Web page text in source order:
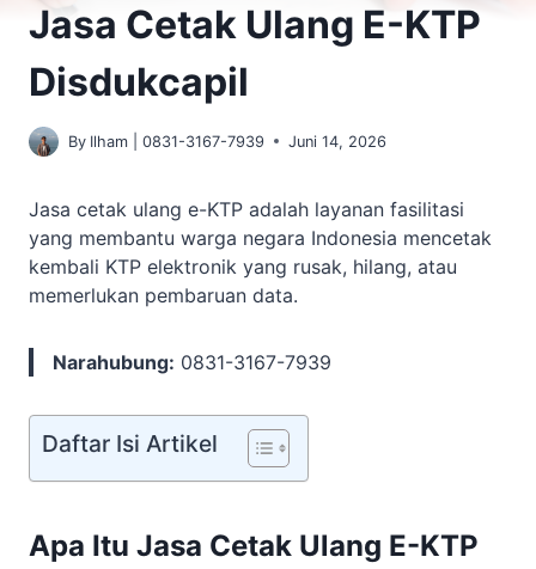
Jasa Cetak Ulang E-KTP
Disdukcapil
By Ilham | 0831-3167-7939 Juni 14, 2026
Jasa cetak ulang e-KTP adalah layanan fasilitasi
yang membantu warga negara Indonesia mencetak
kembali KTP elektronik yang rusak, hilang, atau
memerlukan pembaruan data.
Narahubung: 0831-3167-7939
Daftar Isi Artikel
Apa Itu Jasa Cetak Ulang E-KTP